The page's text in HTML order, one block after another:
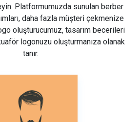
Platformumuzda sunulan berber
daha fazla müşteri çekmenize
oluşturucumuz, tasarım becerileri
logonuzu oluşturmanıza olanak
tanır.